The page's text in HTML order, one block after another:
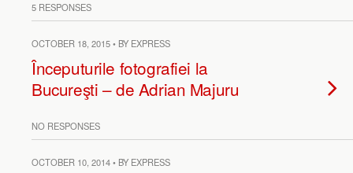
5 RESPONSES
OCTOBER 18, 2015 • BY EXPRESS
Începuturile fotografiei la
Bucureşti – de Adrian Majuru
NO RESPONSES
OCTOBER 10, 2014 • BY EXPRESS